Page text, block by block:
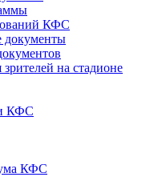
КФС
документы
на стадионе
КФС
КФС